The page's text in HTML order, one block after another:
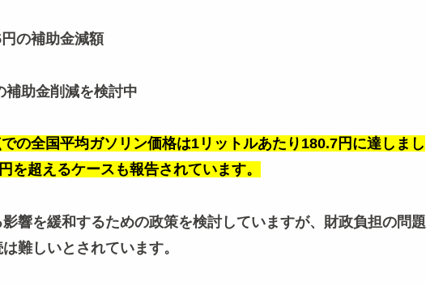
の補助金減額
補助金削減を検討中
の全国平均ガソリン価格は1リットルあたり180.7円に達しまし
を超えるケースも報告されています。
響を緩和するための政策を検討していますが、財政負担の問題
難しいとされています。